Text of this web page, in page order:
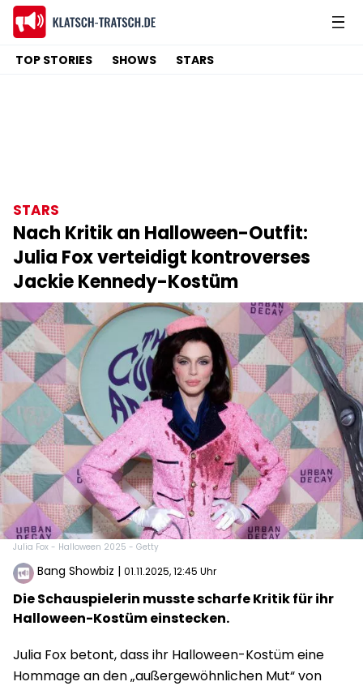
TOP STORIES SHOWS STARS
STARS
Nach Kritik an Halloween-Outfit:
Julia Fox verteidigt kontroverses
Jackie Kennedy-Kostüm
Julia Fox - Halloween 2025 - Getty
Bang Showbiz | 01.11.2025, 12:45 Uhr
Die Schauspielerin musste scharfe Kritik für ihr
Halloween-Kostüm einstecken.
Julia Fox betont, dass ihr Halloween-Kostüm eine
Hommage an den „außergewöhnlichen Mut“ von